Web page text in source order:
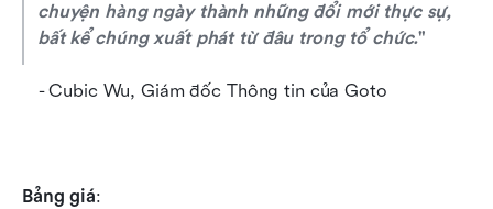
chuyện hàng ngày thành những đổi mới thực sự,
bất kể chúng xuất phát từ đâu trong tổ chức."
   - Cubic Wu, Giám đốc Thông tin của Goto
Bảng giá: